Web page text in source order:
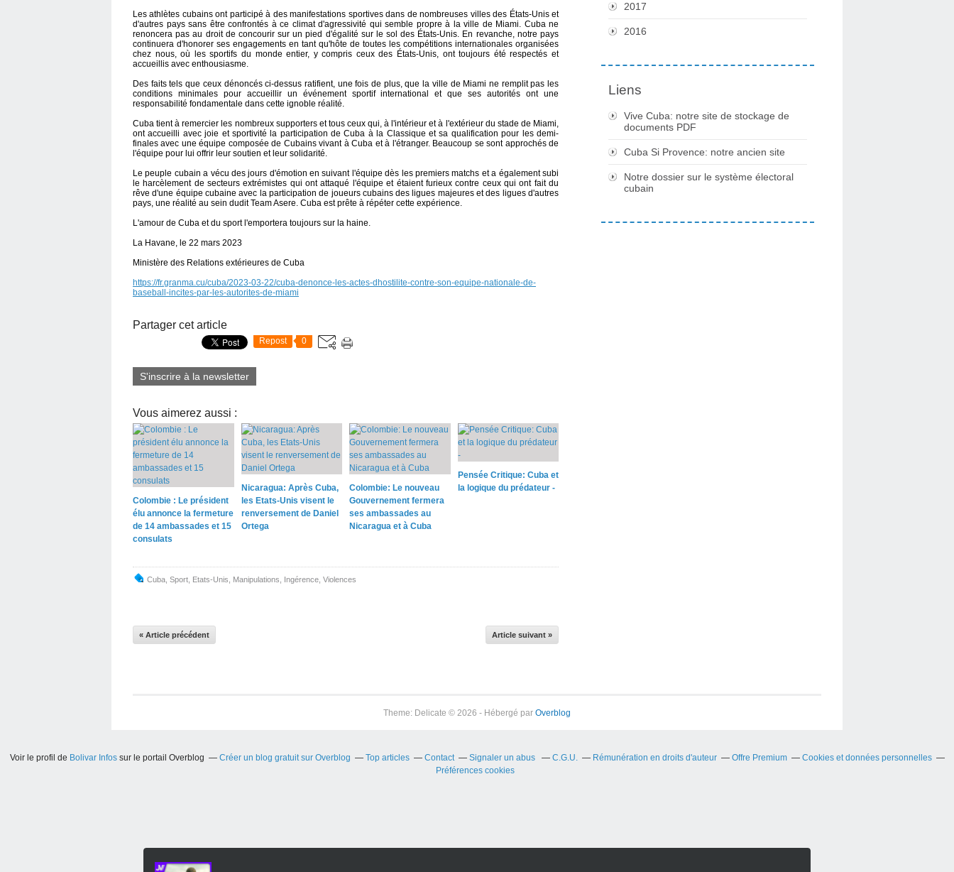
Les athlètes cubains ont participé à des manifestations sportives dans de nombreuses villes des États-Unis et
d'autres pays sans être confrontés à ce climat d'agressivité qui semble propre à la ville de Miami. Cuba ne
renoncera pas au droit de concourir sur un pied d'égalité sur le sol des États-Unis. En revanche, notre pays
continuera d'honorer ses engagements en tant qu'hôte de toutes les compétitions internationales organisées
chez nous, où les sportifs du monde entier, y compris ceux des États-Unis, ont toujours été respectés et
accueillis avec enthousiasme.
Des faits tels que ceux dénoncés ci-dessus ratifient, une fois de plus, que la ville de Miami ne remplit pas les
conditions minimales pour accueillir un événement sportif international et que ses autorités ont une
responsabilité fondamentale dans cette ignoble réalité.
Cuba tient à remercier les nombreux supporters et tous ceux qui, à l'intérieur et à l'extérieur du stade de Miami,
ont accueilli avec joie et sportivité la participation de Cuba à la Classique et sa qualification pour les demi-
finales avec une équipe composée de Cubains vivant à Cuba et à l'étranger. Beaucoup se sont approchés de
l'équipe pour lui offrir leur soutien et leur solidarité.
Le peuple cubain a vécu des jours d'émotion en suivant l'équipe dès les premiers matchs et a également subi
le harcèlement de secteurs extrémistes qui ont attaqué l'équipe et étaient furieux contre ceux qui ont fait du
rêve d'une équipe cubaine avec la participation de joueurs cubains des ligues majeures et des ligues d'autres
pays, une réalité au sein dudit Team Asere. Cuba est prête à répéter cette expérience.
L'amour de Cuba et du sport l'emportera toujours sur la haine.
La Havane, le 22 mars 2023
Ministère des Relations extérieures de Cuba
https://fr.granma.cu/cuba/2023-03-22/cuba-denonce-les-actes-dhostilite-contre-son-equipe-nationale-de-
baseball-incites-par-les-autorites-de-miami
Partager cet article
Repost 0
S'inscrire à la newsletter
Vous aimerez aussi :
Colombie : Le président
élu annonce la fermeture
de 14 ambassades et 15
consulats
Nicaragua: Après Cuba,
les Etats-Unis visent le
renversement de Daniel
Ortega
Colombie: Le nouveau
Gouvernement fermera
ses ambassades au
Nicaragua et à Cuba
Pensée Critique: Cuba et
la logique du prédateur -
Cuba Sport Etats-Unis Manipulations Ingérence Violences
« Article précédent Article suivant »
2017
2016
Liens
Vive Cuba: notre site de stockage de
documents PDF
Cuba Si Provence: notre ancien site
Notre dossier sur le système électoral
cubain
Theme: Delicate © 2026 - Hébergé par Overblog
Voir le profil de Bolivar Infossur le portail Overblog Créer un blog gratuit sur Overblog Top articles Contact Signaler un abus C.G.U. Rémunération en droits d'auteur Offre Premium
Cookies et données personnelles
Préférences cookies